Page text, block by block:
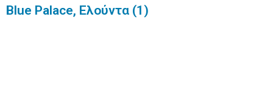
Blue Palace, Ελούντα (1)